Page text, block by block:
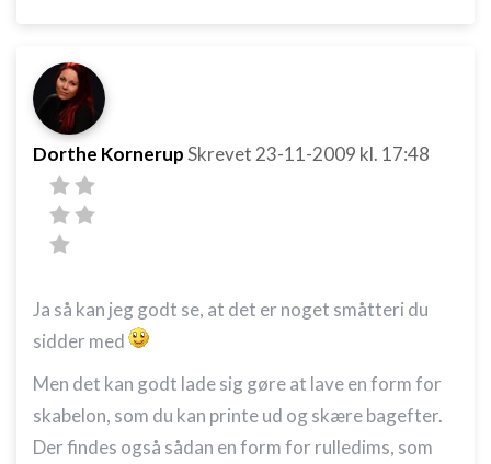
Dorthe KornerupSkrevet 23-11-2009 kl. 17:48
Ja så kan jeg godt se, at det er noget småtteri du
sidder med
Men det kan godt lade sig gøre at lave en form for
skabelon, som du kan printe ud og skære bagefter.
Der findes også sådan en form for rulledims, som